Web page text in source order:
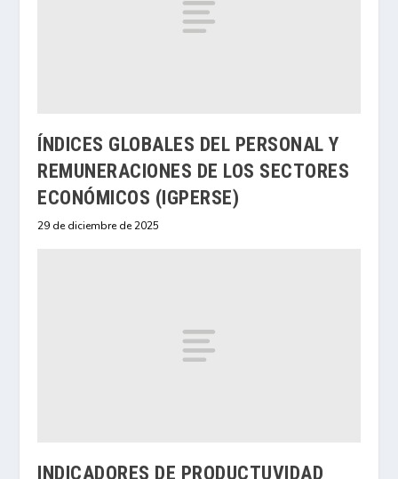
ÍNDICES GLOBALES DEL PERSONAL Y
REMUNERACIONES DE LOS SECTORES
ECONÓMICOS (IGPERSE)
29 de diciembre de 2025
INDICADORES DE PRODUCTUVIDAD